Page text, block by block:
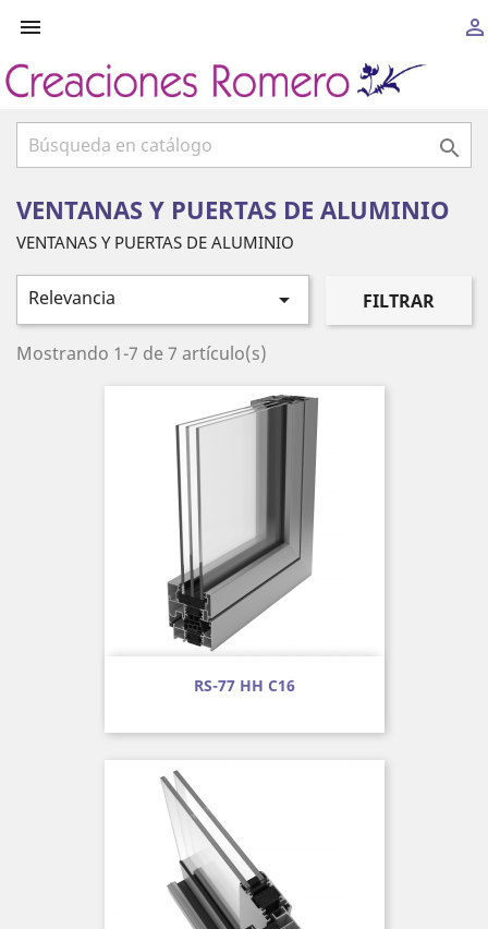
 

VENTANAS Y PUERTAS DE ALUMINIO
VENTANAS Y PUERTAS DE ALUMINIO
Relevancia  FILTRAR
Mostrando 1-7 de 7 artículo(s)
RS-77 HH C16